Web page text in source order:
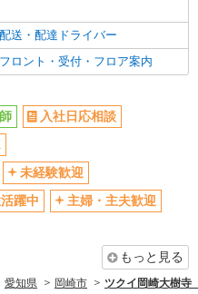
配送・配達ドライバー
フロント・受付・フロア案内
入社日応相談
未経験歓迎
躍中
主婦・主夫歓迎
もっと見る
愛知県 岡崎市 ツクイ岡崎大樹寺